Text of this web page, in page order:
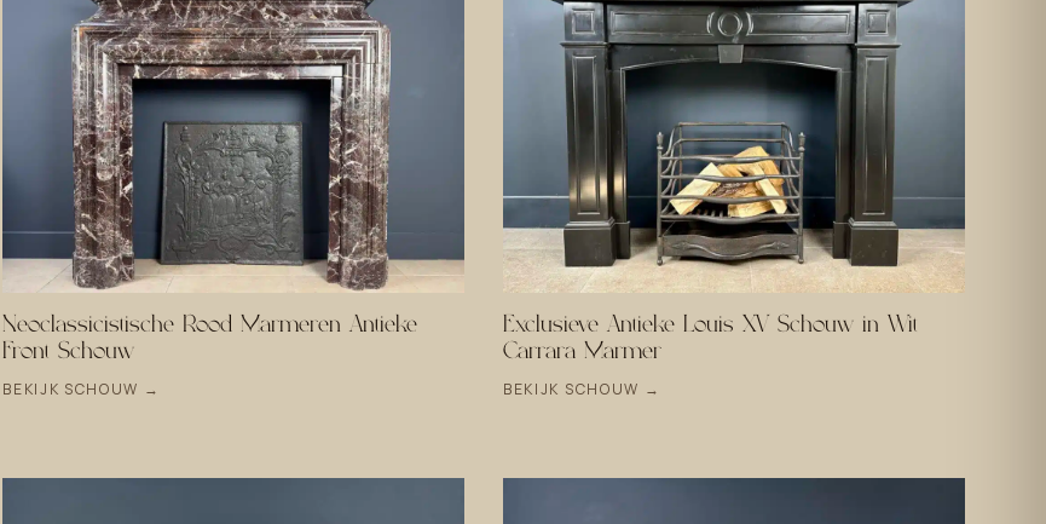
Neoclassicistische Rood Marmeren Antieke
Front Schouw
BEKIJK SCHOUW →
Exclusieve Antieke Louis XV Schouw in Wit
Carrara Marmer
BEKIJK SCHOUW →